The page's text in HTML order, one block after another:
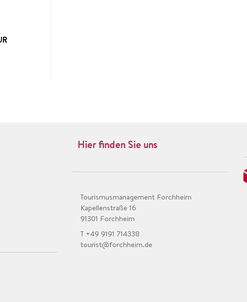
Hier finden Sie uns
Tourismusmanagement Forchheim
Kapellenstraße 16
91301 Forchheim
T +49 9191 714338
tourist@forchheim.de